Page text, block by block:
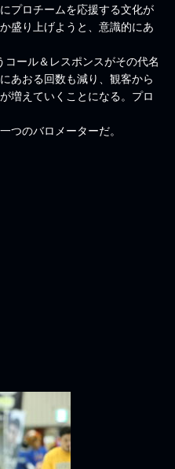
プロチームを応援する文化が
盛り上げようと、意識的にあ
ール＆レスポンスがその代名
あおる回数も減り、観客から
増えていくことになる。プロ
つのバロメーターだ。